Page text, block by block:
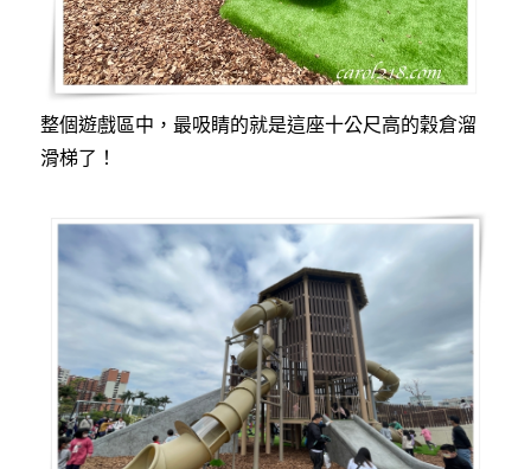
整個遊戲區中，最吸睛的就是這座十公尺高的穀倉溜
滑梯了！